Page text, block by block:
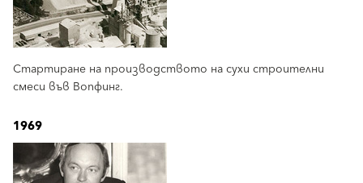
Стартиране на производството на сухи строителни
смеси във Вопфинг.
1969